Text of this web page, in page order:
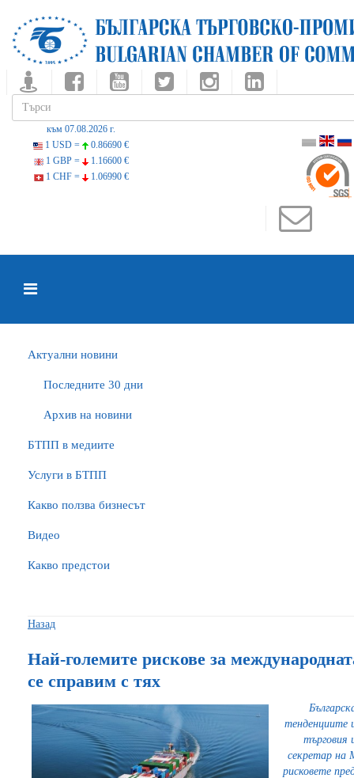
към 07.08.2026 г.
1 USD =
0.86690 €
1 GBP =
1.16600 €
1 CHF =
1.06990 €
Актуални новини
Последните 30 дни
Архив на новини
БTПП в медиите
Услуги в БТПП
Какво ползва бизнесът
Видео
Какво предстои
Назад
Най-големите рискове за
се справим с тях
тенденциите
търговия
секретар на
рисковете